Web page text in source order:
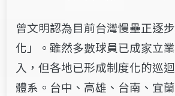
曾文明認為目前台灣慢壘正逐
化」。雖然多數球員已成家立
入，但各地已形成制度化的巡
體系。台中、高雄、台南、宜